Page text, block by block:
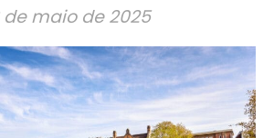
de maio de 2025